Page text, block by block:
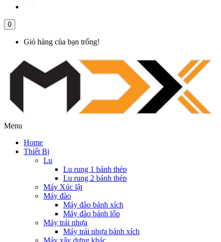
0
Giỏ hàng của bạn trống!
Menu
Home
Thiết Bị
Lu
Lu rung 1 bánh thép
Lu rung 2 bánh thép
Máy Xúc lật
Máy đào
Máy đào bánh xích
Máy đào bánh lốp
Máy trải nhựa
Máy trải nhựa bánh xích